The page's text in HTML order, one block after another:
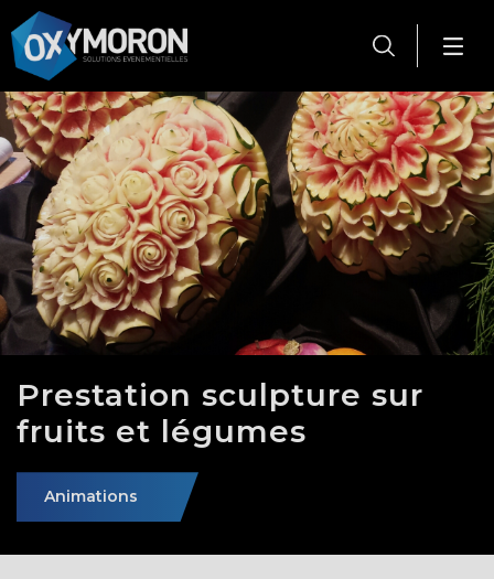
Prestation sculpture sur
fruits et légumes
Animations
Panneau de gestion des cookies